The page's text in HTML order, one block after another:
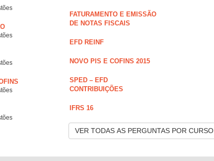
FATURAMENTO E EMISSÃO
DE NOTAS FISCAIS
EFD REINF
NOVO PIS E COFINS 2015
SPED – EFD
CONTRIBUIÇÕES
IFRS 16
VER TODAS AS PERGUNTAS POR CURSO